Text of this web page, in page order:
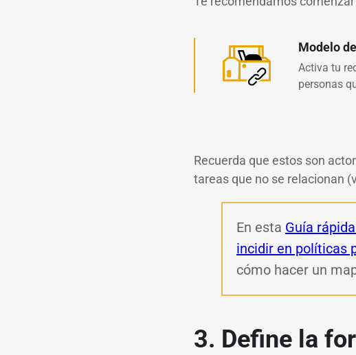
Modelo
Activa tu
personas
Recuerda que estos son
tareas que no se relacionan
En esta Guía
incidir en políticas
cómo hacer un
3. Define la